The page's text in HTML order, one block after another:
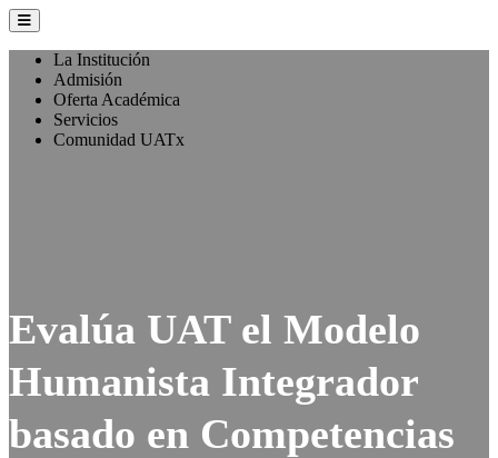
La Institución
Admisión
Oferta Académica
Servicios
Comunidad UATx
Evalúa UAT el Modelo
Humanista Integrador
basado en Competencias